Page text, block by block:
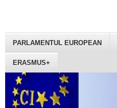
PARLAMENTUL EUROPEAN
ERASMUS+